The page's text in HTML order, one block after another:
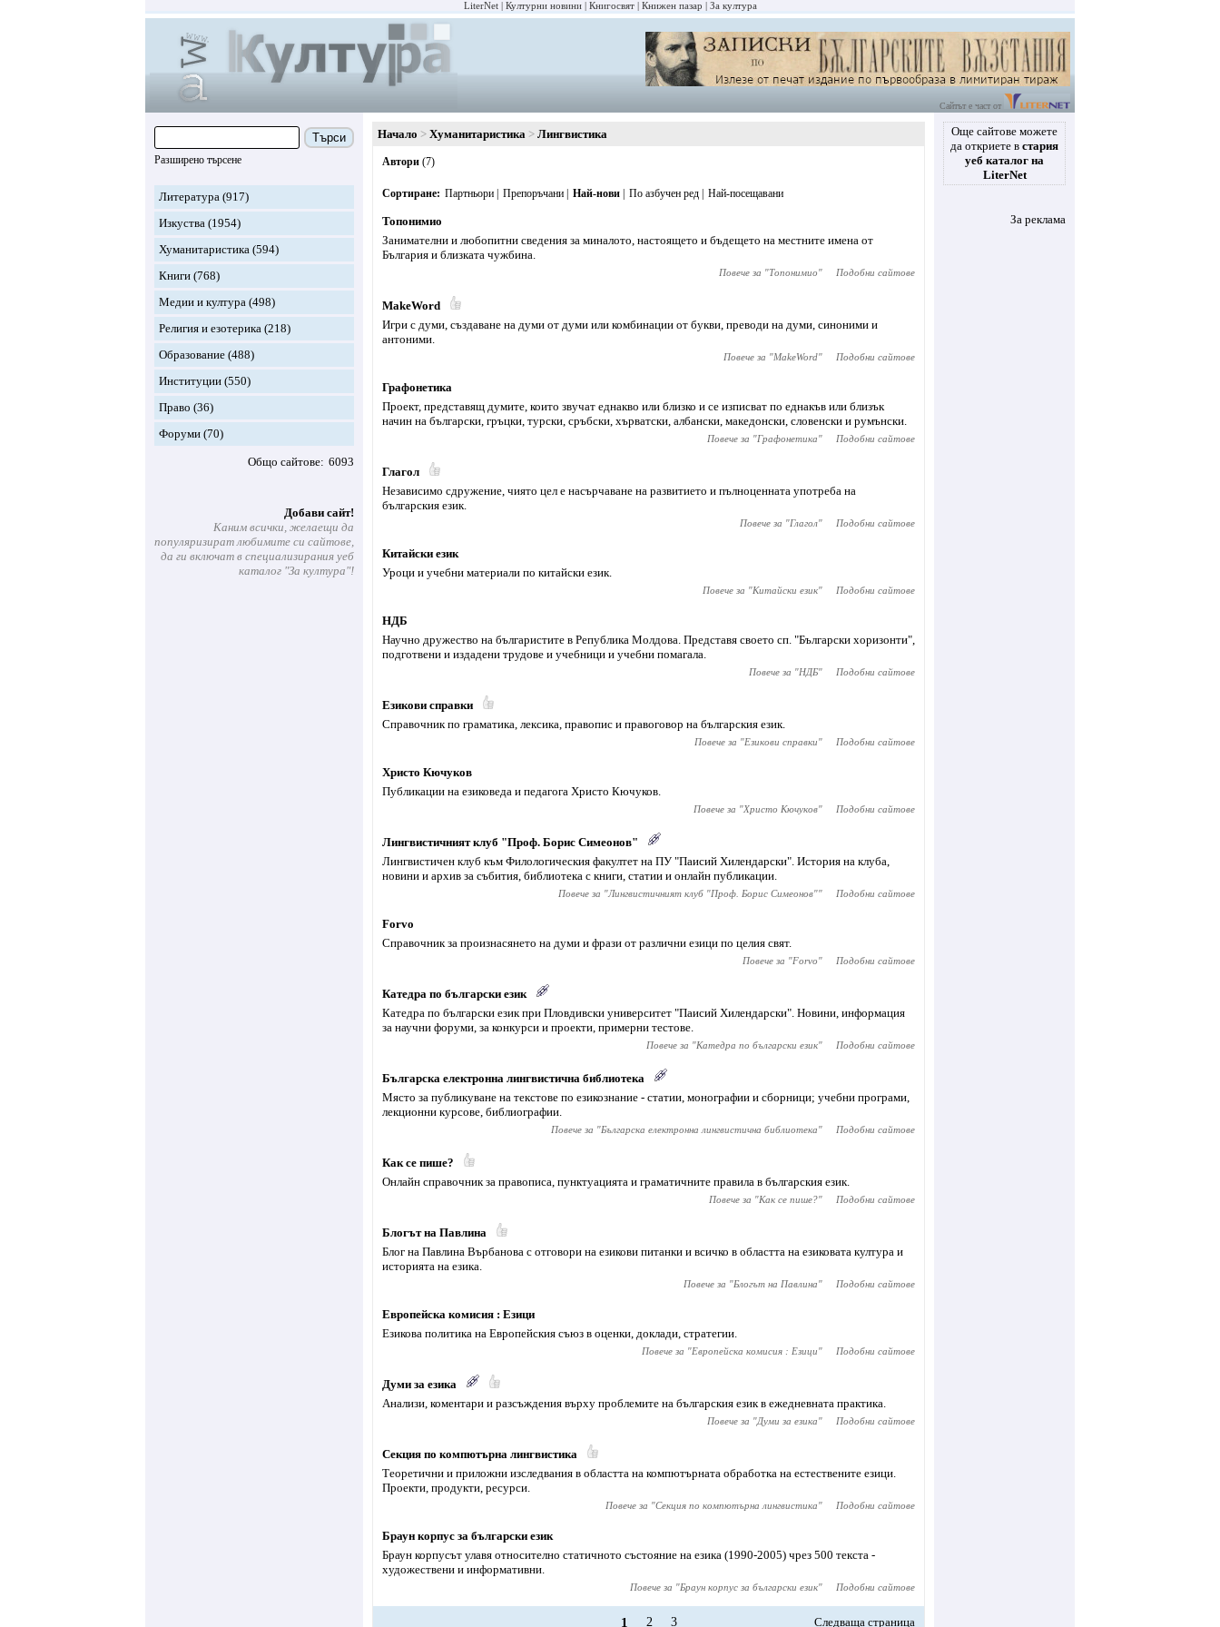
LiterNet Културни новини Книгосвят Книжен пазар За култура
Сайтът е част от
Търси
Разширено търсене
Литература (917)
Изкуства (1954)
Хуманитаристика (594)
Книги (768)
Медии и култура (498)
Религия и езотерика (218)
Образование (488)
Институции (550)
Право (36)
Форуми (70)
Общо сайтове 6093
Добави сайт!
Каним всички, желаещи да
популяризират любимите си сайтове,
да ги включат в специализирания уеб
каталог "За култура"!
Начало Хуманитаристика Лингвистика
Автори (7)
Сортиране Партньори Препоръчани Най-нови По азбучен ред Най-посещавани
Топонимио
Занимателни и любопитни сведения за миналото, настоящето и бъдещето на местните имена от
България и близката чужбина.
Повече за "Топонимио" Подобни сайтове
MakeWord
Игри с думи, създаване на думи от думи или комбинации от букви, преводи на думи, синоними и
антоними.
Повече за "MakeWord" Подобни сайтове
Графонетика
Проект, представящ думите, които звучат еднакво или близко и се изписват по еднакъв или близък
начин на български, гръцки, турски, сръбски, хърватски, албански, македонски, словенски и румънски.
Повече за "Графонетика" Подобни сайтове
Глагол
Независимо сдружение, чиято цел е насърчаване на развитието и пълноценната употреба на
българския език.
Повече за "Глагол" Подобни сайтове
Китайски език
Уроци и учебни материали по китайски език.
Повече за "Китайски език" Подобни сайтове
НДБ
Научно дружество на българистите в Република Молдова. Представя своето сп. "Български хоризонти",
подготвени и издадени трудове и учебници и учебни помагала.
Повече за "НДБ" Подобни сайтове
Езикови справки
Справочник по граматика, лексика, правопис и правоговор на българския език.
Повече за "Езикови справки" Подобни сайтове
Христо Кючуков
Публикации на езиковеда и педагога Христо Кючуков.
Повече за "Христо Кючуков" Подобни сайтове
Лингвистичният клуб "Проф. Борис Симеонов"
Лингвистичен клуб към Филологическия факултет на ПУ "Паисий Хилендарски". История на клуба,
новини и архив за събития, библиотека с книги, статии и онлайн публикации.
Повече за "Лингвистичният клуб "Проф. Борис Симеонов"" Подобни сайтове
Forvo
Справочник за произнасянето на думи и фрази от различни езици по целия свят.
Повече за "Forvo" Подобни сайтове
Катедра по български език
Катедра по български език при Пловдивски университет "Паисий Хилендарски". Новини, информация
за научни форуми, за конкурси и проекти, примерни тестове.
Повече за "Катедра по български език" Подобни сайтове
Българска електронна лингвистична библиотека
Място за публикуване на текстове по езикознание - статии, монографии и сборници; учебни програми,
лекционни курсове, библиографии.
Повече за "Българска електронна лингвистична библиотека" Подобни сайтове
Как се пише?
Онлайн справочник за правописа, пунктуацията и граматичните правила в българския език.
Повече за "Как се пише?" Подобни сайтове
Блогът на Павлина
Блог на Павлина Върбанова с отговори на езикови питанки и всичко в областта на езиковата култура и
историята на езика.
Повече за "Блогът на Павлина" Подобни сайтове
Европейска комисия : Езици
Езикова политика на Европейския съюз в оценки, доклади, стратегии.
Повече за "Европейска комисия : Езици" Подобни сайтове
Думи за езика
Анализи, коментари и разсъждения върху проблемите на българския език в ежедневната практика.
Повече за "Думи за езика" Подобни сайтове
Секция по компютърна лингвистика
Теоретични и приложни изследвания в областта на компютърната обработка на естествените езици.
Проекти, продукти, ресурси.
Повече за "Секция по компютърна лингвистика" Подобни сайтове
Браун корпус за български език
Браун корпусът улавя относително статичното състояние на езика (1990-2005) чрез 500 текста -
художествени и информативни.
Повече за "Браун корпус за български език" Подобни сайтове
1 2 3 Следваща страница
Още сайтове можете
да откриете в стария
уеб каталог на
LiterNet
За реклама